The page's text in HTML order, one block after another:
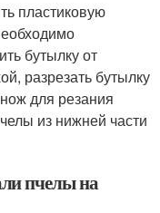
пластиковую
бутылку от
разрезать бутылку
для резания
из нижней части
пчелы на